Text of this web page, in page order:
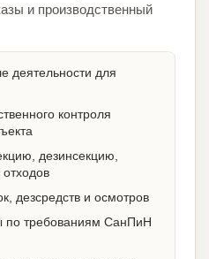
и производственный
деятельности для
контроля
дезинсекцию,
дезсредств и осмотров
по требованиям СанПиН